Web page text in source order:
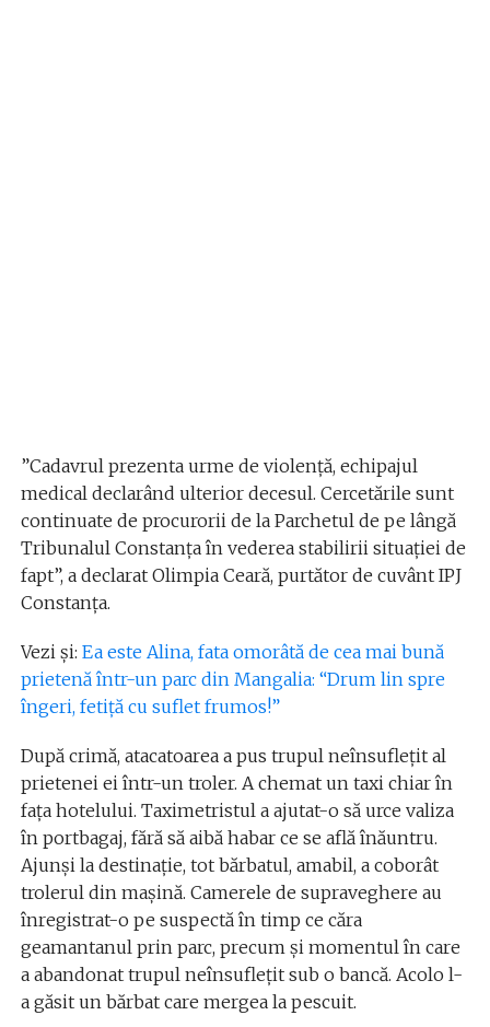
”Cadavrul prezenta urme de violență, echipajul
medical declarând ulterior decesul. Cercetările sunt
continuate de procurorii de la Parchetul de pe lângă
Tribunalul Constanța în vederea stabilirii situației de
fapt”, a declarat Olimpia Ceară, purtător de cuvânt IPJ
Constanța.
Vezi și: Ea este Alina, fata omorâtă de cea mai bună
prietenă într-un parc din Mangalia: “Drum lin spre
îngeri, fetiţă cu suflet frumos!”
După crimă, atacatoarea a pus trupul neînsuflețit al
prietenei ei într-un troler. A chemat un taxi chiar în
fața hotelului. Taximetristul a ajutat-o să urce valiza
în portbagaj, fără să aibă habar ce se află înăuntru.
Ajunși la destinație, tot bărbatul, amabil, a coborât
trolerul din mașină. Camerele de supraveghere au
înregistrat-o pe suspectă în timp ce căra
geamantanul prin parc, precum și momentul în care
a abandonat trupul neînsuflețit sub o bancă. Acolo l-
a găsit un bărbat care mergea la pescuit.